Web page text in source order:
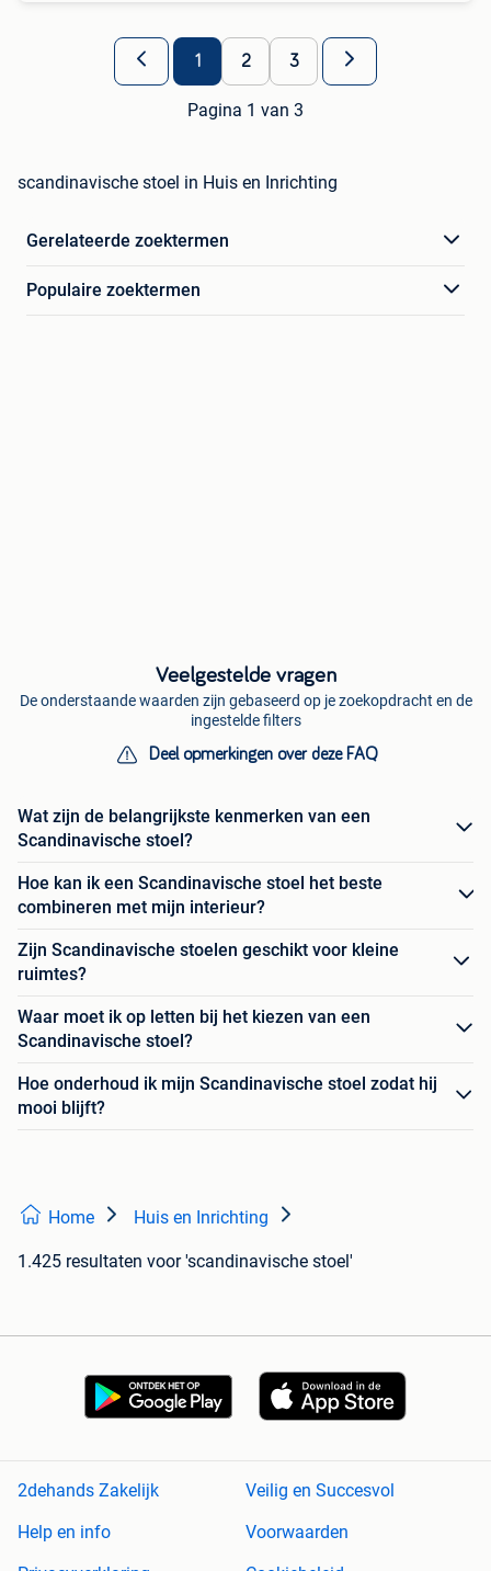
1 2 3
Pagina 1 van 3
scandinavische stoel in Huis en Inrichting
Gerelateerde zoektermen
Populaire zoektermen
Veelgestelde vragen
De onderstaande waarden zijn gebaseerd op je zoekopdracht en de
ingestelde filters
Deel opmerkingen over deze FAQ
Wat zijn de belangrijkste kenmerken van een
Scandinavische stoel?
Hoe kan ik een Scandinavische stoel het beste
combineren met mijn interieur?
Zijn Scandinavische stoelen geschikt voor kleine
ruimtes?
Waar moet ik op letten bij het kiezen van een
Scandinavische stoel?
Hoe onderhoud ik mijn Scandinavische stoel zodat hij
mooi blijft?
Home Huis en Inrichting
1.425 resultaten voor 'scandinavische stoel'
2dehands Zakelijk
Veilig en Succesvol
Help en info
Voorwaarden